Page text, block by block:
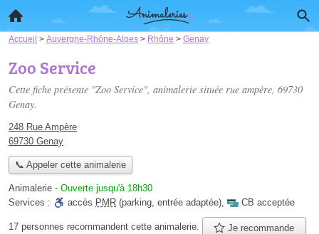
Accueil > Auvergne-Rhône-Alpes > Rhône > Genay
Zoo Service
Cette fiche présente "Zoo Service", animalerie située rue ampère, 69730
Genay.
248 Rue Ampère
69730 Genay
📞 Appeler cette animalerie
Animalerie - Ouverte jusqu'à 18h30
Services :
accès PMR (parking, entrée adaptée), CB acceptée
17 personnes recommandent cette animalerie. Je recommande